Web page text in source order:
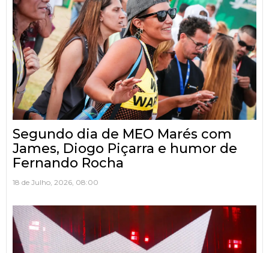
Segundo dia de MEO Marés com
James, Diogo Piçarra e humor de
Fernando Rocha
18 de Julho, 2026, 08:00